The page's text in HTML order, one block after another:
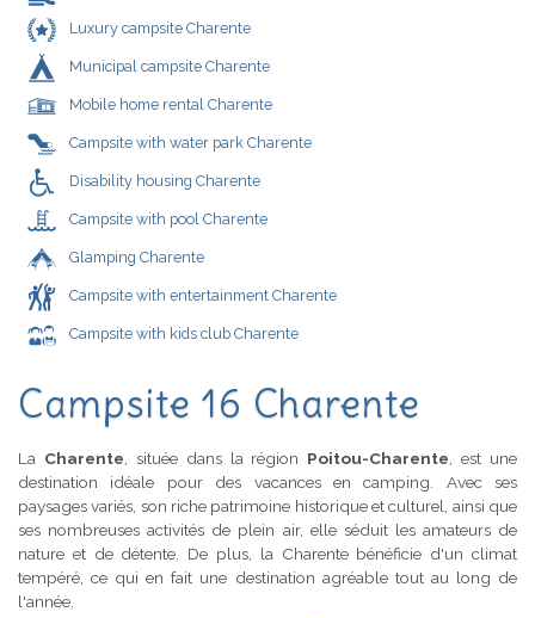
Luxury campsite Charente
Municipal campsite Charente
Mobile home rental Charente
Campsite with water park Charente
Disability housing Charente
Campsite with pool Charente
Glamping Charente
Campsite with entertainment Charente
Campsite with kids club Charente
Campsite 16 Charente
La Charente, située dans la région Poitou-Charente, est une
destination idéale pour des vacances en camping. Avec ses
paysages variés, son riche patrimoine historique et culturel, ainsi que
ses nombreuses activités de plein air, elle séduit les amateurs de
nature et de détente. De plus, la Charente bénéficie d'un climat
tempéré, ce qui en fait une destination agréable tout au long de
l'année.